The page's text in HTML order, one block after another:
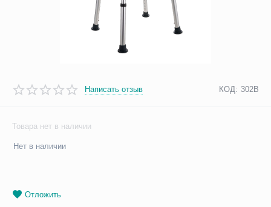
Написать отзыв КОД: 302B
Товара нет в наличии
Нет в наличии
Отложить